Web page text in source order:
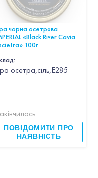
чорна осетрова
«Black River Caviar
100г
осетра,сіль,Е285
ПОВІДОМИТИ ПРО
НАЯВНІСТЬ